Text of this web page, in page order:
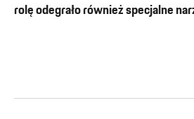
rolę odegrało również specjalne